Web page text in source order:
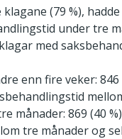
(79 %), hadde
under tre
med
enn fire veker: 846
månader: 869 (40
tre månader og